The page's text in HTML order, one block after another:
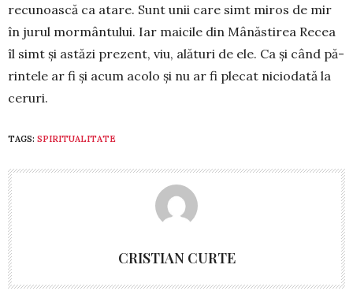
recunoască ca atare. Sunt unii care simt miros de mir
în jurul mormân­tului. Iar maicile din Mânăstirea Recea
îl simt și astăzi prezent, viu, alături de ele. Ca și când pă­
rintele ar fi și acum acolo și nu ar fi plecat niciodată la
ceruri.
TAGS: SPIRITUALITATE
CRISTIAN CURTE